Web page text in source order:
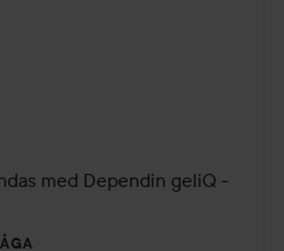
11 månader
med Dependin geliQ -